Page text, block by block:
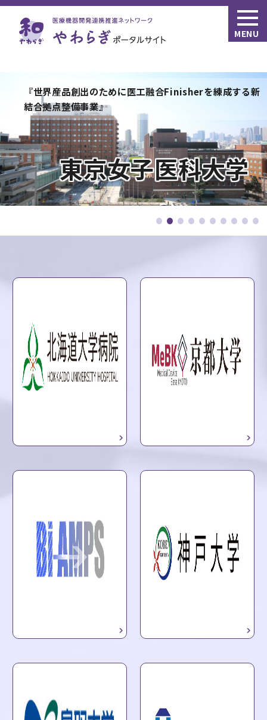
MENU
大分大学
大分大学
大阪医療センター（AMED）次世代医療機器連携拠点整
備等事業
Bi-AMPS
『世界産品創出のために医工融合Finisherを練成する新
結合拠点整備事業』
東京女子医科大学